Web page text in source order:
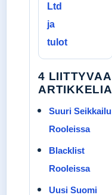
Ltd
ja
tulot
4 LIITTYVAA
ARTIKKELIA
Suuri Seikkailu
Rooleissa
Blacklist
Rooleissa
Uusi Suomi